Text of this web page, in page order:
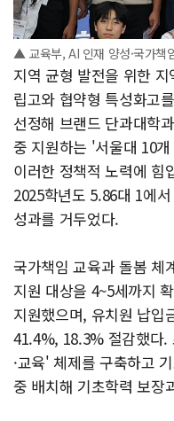
▲ 교육부, AI 인재 양성·국가책
지역 균형 발전을 위한
립고와 협약형 특성화고
선정해 브랜드 단과대학
중 지원하는 '서울대 10
이러한 정책적 노력에 힘
2025학년도 5.86대 1에
성과를 거두었다.
국가책임 교육과 돌봄 체
지원 대상을 4~5세까지
지원했으며, 유치원 납입
41.4%, 18.3% 절감했다.
·교육' 체제를 구축하고
중 배치해 기초학력 보장